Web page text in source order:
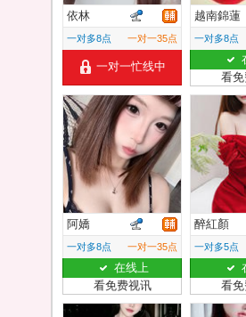
依林
一对多8点 一对一35点
一对一忙线中
越南錦蓮
一对多8点
看
阿嬌
一对多8点 一对一35点
在线上
看免费视讯
醉紅顏
一对多5点
看